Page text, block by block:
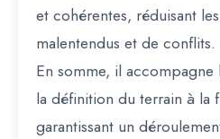
et cohérentes, réduisant
malentendus et de conflits.
En somme, il
la définition du terrain à la
garantissant un